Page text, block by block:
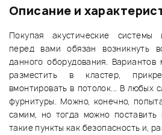
Описание и
Покупая акустические системы
перед вами обязан возникнуть
данного оборудования.
разместить в кластер,
вмонтировать в потолок... В любых
фурнитуры. Можно, конечно,
самим, но тогда можно
такие пункты как безопасность и,